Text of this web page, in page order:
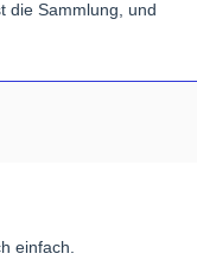
die Sammlung, und
einfach.